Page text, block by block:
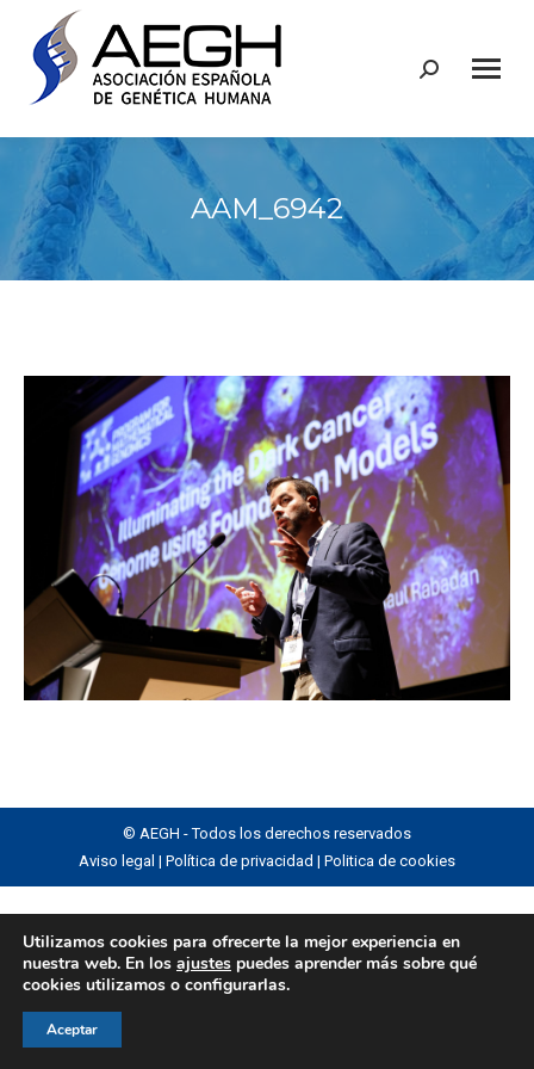
Buscar:
AAM_6942
© AEGH - Todos los derechos reservados
Aviso legal | Política de privacidad | Politica de cookies
Utilizamos cookies para ofrecerte la mejor experiencia en
nuestra web. En los ajustes puedes aprender más sobre qué
cookies utilizamos o configurarlas.
Aceptar